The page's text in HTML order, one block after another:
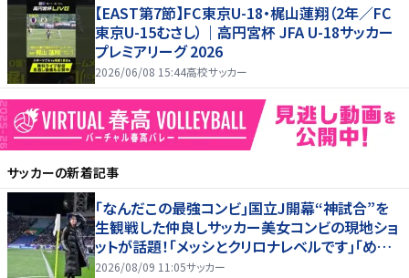
【EAST第7節】FC東京U-18・梶山蓮翔（2年／FC
東京U-15むさし）｜高円宮杯 JFA U-18サッカー
プレミアリーグ 2026
2026/06/08 15:44高校サッカー
サッカーの新着記事
｢なんだこの最強コンビ｣国立J開幕“神試合”を
生観戦した仲良しサッカー美女コンビの現地ショ
ットが話題！｢メッシとクリロナレベルです｣｢めちゃ
くちゃ可愛い｣
2026/08/09 11:05サッカー